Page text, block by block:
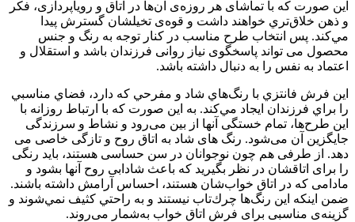
این صورت که با تماشای هر روزه‌ی آن‌ها در اتاق و رویاپردازی، فکر
و ذهن خلاق‌تري خواهند داشت و قوه‌ی تخیلشان گسترش پيدا
مي‌كند. پس انتخاب طرح مناسب در کنار توجه به رنگ و جنس
محصول می تواند پاسخگوی نیاز روانی فرزندان باشد و استقلال و
اعتماد به نفس را به دنبال داشته باشد.
اين فرش‌ فانتزي با رنگ‌هاي شاد و مفرحي كه دارد، فضاي مناسبي
را براي فرزندان ايجاد مي‌كند. به این صورت که با ارتباط روزانه با
این طرح‌ها، تمام خستگی آنها از بین می‌رود و نشاط و سرزندگی
جایگزین آن می‌شود. رنگ های شاد به اتاق روح و تازگی خاصی می
دهد. از طرفی هم چون نوجوانان در سن حساسی هستند، باید رنگی
را برای اتاقشان در نظر بگیرید که باعث شادابی روح آنها بشود و
مادامی که در اتاق خواب‌شان هستند، احساس آرامش داشته باشند.
ضمن اينكه اين رنگ‌ها چرك‌تاب نيستند و به راحتي كثيف نمي‌شوند و
گزینه‌ی مناسبی برای فرش اتاق خواب به‌شمار می‌روند.